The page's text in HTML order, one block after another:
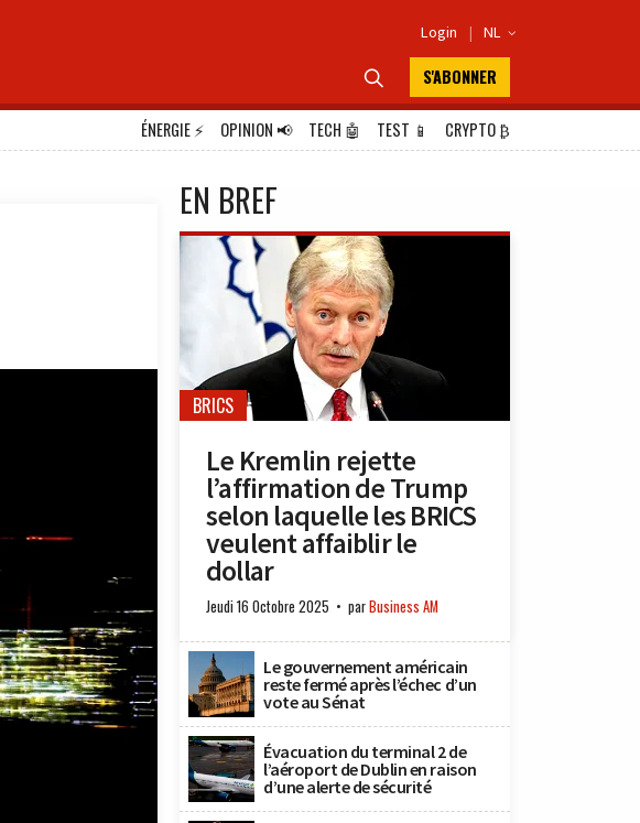
Login | NL 
 S'ABONNER
ÉNERGIE⚡ OPINION📢 TECH 🤖 TEST 📱 CRYPTO₿
EN BREF
BRICS
Le Kremlin rejette
l’affirmation de Trump
selon laquelle les BRICS
veulent affaiblir le
dollar
Jeudi 16 Octobre 2025 parBusiness AM
Le gouvernement américain
reste fermé après l’échec d’un
vote au Sénat
Évacuation du terminal 2 de
l’aéroport de Dublin en raison
d’une alerte de sécurité